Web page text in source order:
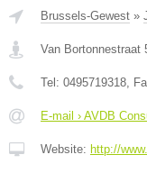
Brussels-Gewest »
Van Bortonnestraat
Tel: 0495719318 ,
E-mail › AVDB
Website: http://